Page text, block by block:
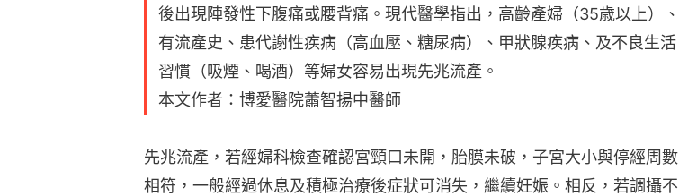
後出現陣發性下腹痛或腰背痛。現代醫學指出，高齡產婦（35歳以上）、
有流產史、患代謝性疾病（高血壓、糖尿病）、甲狀腺疾病、及不良生活
習慣（吸煙、喝酒）等婦女容易出現先兆流產。
本文作者：博愛醫院蕭智揚中醫師
先兆流產，若經婦科檢查確認宮頸口未開，胎膜未破，子宮大小與停經周數
相符，一般經過休息及積極治療後症狀可消失，繼續妊娠。相反，若調攝不